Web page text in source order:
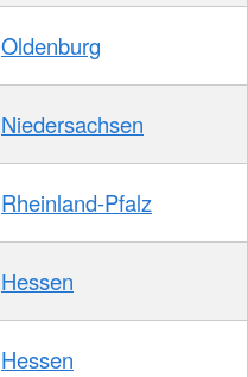
Oldenburg
Niedersachsen
Rheinland-Pfalz
Hessen
Hessen